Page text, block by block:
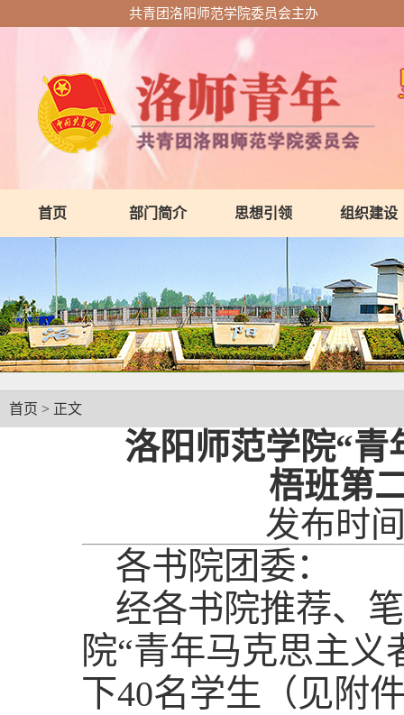
共青团洛阳师范学院委员会主办
首页 部门简介 思想引领 组织建设
首页 > 正文
洛阳师范学院“青
梧班第
发布时
各书院团委：
经各书院推荐、
院“青年马克思主
下40名学生（见附